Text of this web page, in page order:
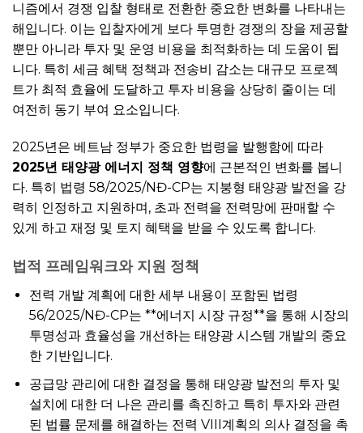
니즘에서 경쟁 입찰 형태로 전환한 중요한 변화를 나타내는
해입니다. 이는 입찰자에게 보다 투명한 경쟁의 장을 제공할
뿐만 아니라 투자 및 운영 비용을 최적화하는 데 도움이 됩
니다. 특히 세금 혜택 정책과 전송비 감소는 대규모 프로젝
트가 최적 효율에 도달하고 투자 비용을 상당히 줄이는 데
여전히 동기 부여 요소입니다.
2025년은 베트남 정부가 중요한 법령을 발행함에 따라
2025년 태양광 에너지 정책 영향에 근본적인 변화를 봅니
다. 특히 법령 58/2025/NĐ-CP는 지붕형 태양광 발전을 강
력히 인정하고 지원하며, 초과 전력을 전력망에 판매할 수
있게 하고 재정 및 토지 혜택을 받을 수 있도록 합니다.
법적 프레임워크와 지원 정책
전력 개발 계획에 대한 세부 내용이 포함된 법령
56/2025/NĐ-CP는 **에너지 시장 규정**을 통해 시장의
투명성과 효율성을 개선하는 태양광 시스템 개발의 중요
한 기반입니다.
공급망 관리에 대한 결정을 통해 태양광 발전의 투자 및
설치에 대한 더 나은 관리를 촉진하고 특히 투자와 관련
된 법률 문제를 해결하는 전력 VIII계획의 의사 결정을 촉